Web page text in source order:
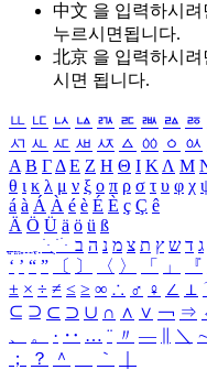
中文 을 입력하시려
누르시면됩니다.
北京 을 입력하시려
시면 됩니다.
ㅥ ㅦ ㅧ ㅨ ㅩ ㅪ ㅫ ㅬ ㅭ
ㅺ ㅻ ㅼ ㅽ ㅾ ㅿ ㆀ ㆁ ㆂ
Α Β ΓΔ Ε Ζ Η Θ Ι ΚΛ Μ
θ ι κ λ μ ν ξ ο π ρ σ τ υ φ χ
á à Á À é è É È ç Ç ê
Ä Ö Ü ä ö ü ß
ִֶֹ ֻּ ׁׂ ג ד ש ץ ת צ מ נ ה ב
‘ ’ “ ” 〔 〕 〈 〉 「 」 『
± × ÷ ≠ ≤ ≥ ∞ ∴ ♂ ♀ ∠ ⊥
⊆ ⊇ ⊂ ⊃ ∪ ∩ ∧ ∨ ￢ ⇒
、
。 · ‥ … ¨ 〃 ― ＼
；
？ ＾ ｀